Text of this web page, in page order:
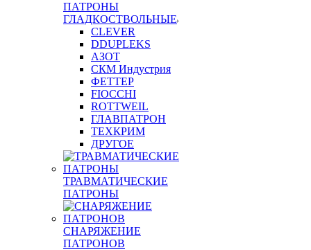
ПАТРОНЫ
ГЛАДКОСТВОЛЬНЫЕ
CLEVER
DDUPLEKS
АЗОТ
СКМ Индустрия
ФЕТТЕР
FIOCCHI
ROTTWEIL
ГЛАВПАТРОН
ТЕХКРИМ
ДРУГОЕ
ТРАВМАТИЧЕСКИЕ
ПАТРОНЫ
СНАРЯЖЕНИЕ
ПАТРОНОВ